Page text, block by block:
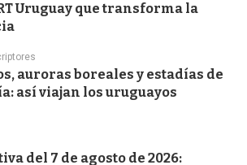
Uruguay que transforma la
auroras boreales y estadías de
así viajan los uruguayos
del 7 de agosto de 2026: